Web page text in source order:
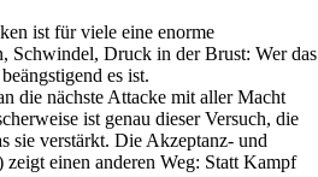
ist für viele eine enorme
Schwindel, Druck in der Brust: Wer das
es ist.
die nächste Attacke mit aller Macht
ist genau dieser Versuch, die
sie verstärkt. Die Akzeptanz- und
einen anderen Weg: Statt Kampf